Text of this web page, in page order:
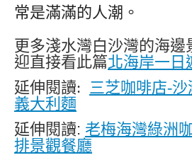
常是滿滿的人潮。
更多淺水灣白沙灣的海邊
迎直接看此篇北海岸一日
延伸閱讀: 三芝咖啡店-
義大利麵
延伸閱讀: 老梅海灣綠洲
排景觀餐廳